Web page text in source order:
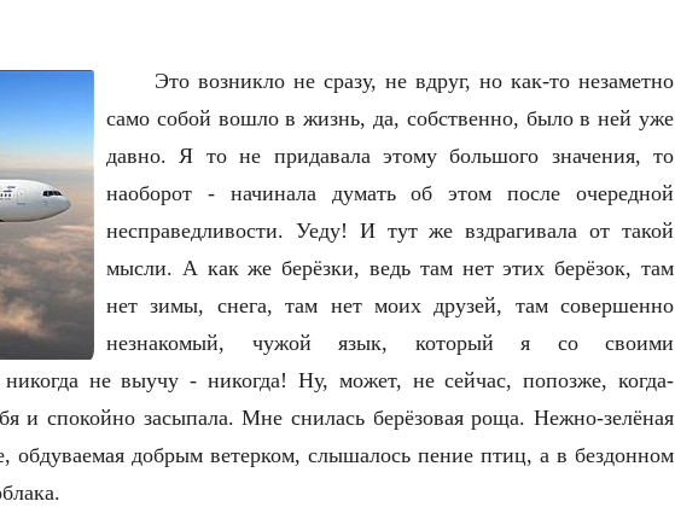
Это возникло не сразу, не вдруг, но как-то незаметно
само собой вошло в жизнь, да, собственно, было в ней уже
давно. Я то не придавала этому большого значения, то
наоборот - начинала думать об этом после очередной
несправедливости. Уеду! И тут же вздрагивала от такой
мысли. А как же берёзки, ведь там нет этих берёзок, там
нет зимы, снега, там нет моих друзей, там совершенно
незнакомый, чужой язык, который я со своими
не выучу - никогда! Ну, может, не сейчас, попозже, когда-
и спокойно засыпала. Мне снилась берёзовая роща. Нежно-зелёная
обдуваемая добрым ветерком, слышалось пение птиц, а в бездонном